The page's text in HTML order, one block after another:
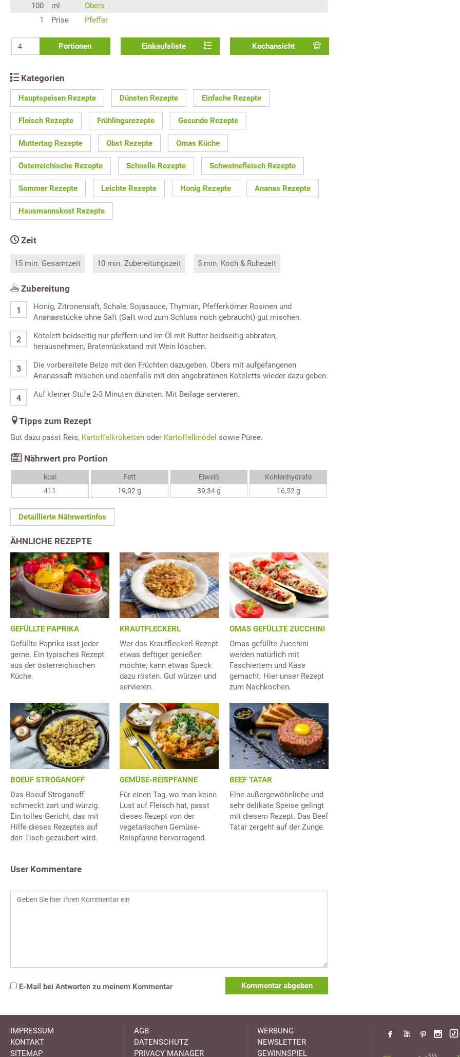
100
ml
Obers
1
Prise Pfeffer
Portionen Einkaufsliste Kochansicht
Kategorien
Hauptspeisen Rezepte Dünsten Rezepte Einfache Rezepte
Fleisch Rezepte Frühlingsrezepte Gesunde Rezepte
Muttertag Rezepte Obst Rezepte Omas Küche
Österreichische Rezepte Schnelle Rezepte Schweinefleisch Rezepte
Sommer Rezepte Leichte Rezepte Honig Rezepte Ananas Rezepte
Hausmannskost Rezepte
Zeit
15 min. Gesamtzeit 10 min. Zubereitungszeit 5 min. Koch & Ruhezeit
Zubereitung
Honig, Zitronensaft, Schale, Sojasauce, Thymian, Pfefferkörner Rosinen und
Ananasstücke ohne Saft (Saft wird zum Schluss noch gebraucht) gut mischen.
Kotelett beidseitig nur pfeffern und im Öl mit Butter beidseitig abbraten,
herausnehmen, Bratenrückstand mit Wein löschen.
Die vorbereitete Beize mit den Früchten dazugeben. Obers mit aufgefangenen
Ananassaft mischen und ebenfalls mit den angebratenen Koteletts wieder dazu geben.
Auf kleiner Stufe 2-3 Minuten dünsten. Mit Beilage servieren.
Tipps zum Rezept
Gut dazu passt Reis, Kartoffelkroketten oder Kartoffelknödel sowie Püree.
Nährwert pro Portion
kcal
411
Fett
19,02 g
Eiweiß
39,34 g
Kohlenhydrate
16,52 g
Detaillierte Nährwertinfos
ÄHNLICHE REZEPTE
GEFÜLLTE PAPRIKA
Gefüllte Paprika isst jeder
gerne. Ein typisches Rezept
aus der österreichischen
Küche.
KRAUTFLECKERL
Wer das Krautfleckerl Rezept
etwas deftiger genießen
möchte, kann etwas Speck
dazu rösten. Gut würzen und
servieren.
OMAS GEFÜLLTE ZUCCHINI
Omas gefüllte Zucchini
werden natürlich mit
Faschiertem und Käse
gemacht. Hier unser Rezept
zum Nachkochen.
BOEUF STROGANOFF
Das Boeuf Stroganoff
schmeckt zart und würzig.
Ein tolles Gericht, das mit
Hilfe dieses Rezeptes auf
den Tisch gezaubert wird.
GEMÜSE-REISPFANNE
Für einen Tag, wo man keine
Lust auf Fleisch hat, passt
dieses Rezept von der
vegetarischen Gemüse-
Reispfanne hervorragend.
BEEF TATAR
Eine außergewöhnliche und
sehr delikate Speise gelingt
mit diesem Rezept. Das Beef
Tatar zergeht auf der Zunge.
User Kommentare
E-Mail bei Antworten zu meinem Kommentar Kommentar abgeben
IMPRESSUM
KONTAKT
SITEMAP
AGB
DATENSCHUTZ
PRIVACY MANAGER
WERBUNG
NEWSLETTER
GEWINNSPIEL